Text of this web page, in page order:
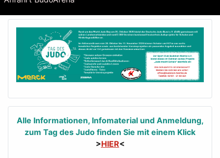
Alle Informationen, Infomaterial und Anmeldung,
zum Tag des Judo finden Sie mit einem Klick
>HIER<